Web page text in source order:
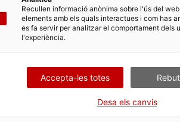
i Alexander Groves) -Beyond
Recullen informació anònima sobre l'ús del
elements amb els quals interactues i com has
es fa servir per analitzar el comportament dels
l'experiència.
Accepta-les totes
Desa els canvis